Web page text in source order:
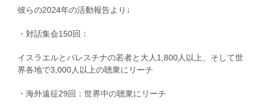
彼らの2024年の活動報告より↓
・対話集会150回：
イスラエルとパレスチナの若者と大人1,800人以上、そして世
界各地で3,000人以上の聴衆にリーチ
・海外遠征29回：世界中の聴衆にリーチ